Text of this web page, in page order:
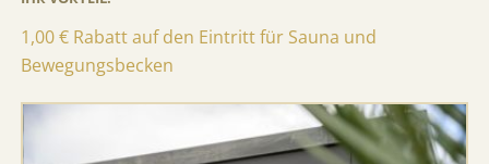
1,00 € Rabatt auf den Eintritt für Sauna und
Bewegungsbecken